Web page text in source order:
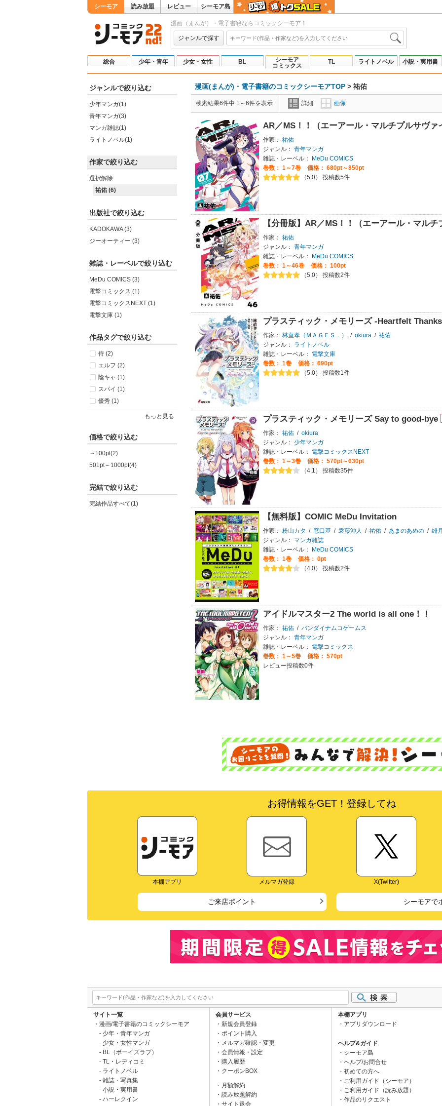
シーモア 読み放題 レビュー シーモア島
漫画（まんが）・電子書籍ならコミックシーモア！
ジャンルで探す
総合 少年・青年 少女・女性 BL
シーモア
コミックス
TL ライトノベル 小説・実用書
ジャンルで絞り込む
少年マンガ(1)
青年マンガ(3)
マンガ雑誌(1)
ライトノベル(1)
作家で絞り込む
選択解除
祐佑 (6)
出版社で絞り込む
KADOKAWA (3)
ジーオーティー (3)
雑誌・レーベルで絞り込む
MeDu COMICS (3)
電撃コミックス (1)
電撃コミックスNEXT (1)
電撃文庫 (1)
作品タグで絞り込む
侍 (2)
エルフ (2)
陰キャ (1)
スパイ (1)
優秀 (1)
もっと見る
価格で絞り込む
～100pt(2)
501pt～1000pt(4)
完結で絞り込む
完結作品すべて(1)
漫画(まんが)・電子書籍のコミックシーモアTOP > 祐佑
検索結果6件中 1～6件を表示 詳細 画像
AR／MS！！（エーアール・マルチプルサヴ
作家： 祐佑
ジャンル： 青年マンガ
雑誌・レーベル：
MeDu COMICS
巻数： 1～7巻
価格： 680pt～850pt
（5.0） 投稿数5件
【分冊版】AR／MS！！（エーアール・マル
作家： 祐佑
ジャンル： 青年マンガ
雑誌・レーベル：
MeDu COMICS
巻数： 1～46巻
価格： 100pt
（5.0） 投稿数2件
プラスティック・メモリーズ -Heartfelt
作家： 林直孝（ＭＡＧＥＳ．） / okiura / 祐佑
ジャンル：
ライトノベル
雑誌・レーベル：
電撃文庫
巻数： 1巻
価格： 690pt
（5.0） 投稿数1件
プラスティック・メモリーズ Say to good-bye
作家： 祐佑 / okiura
ジャンル：
少年マンガ
雑誌・レーベル：
電撃コミックスNEXT
巻数： 1～3巻
価格： 570pt～630pt
（4.1） 投稿数35件
【無料版】COMIC MeDu Invitation
作家： 粉山カタ / 窓口基 / 袁藤沖人 / 祐佑 / あまのあめの / 緋
ジャンル：
マンガ雑誌
雑誌・レーベル：
MeDu COMICS
巻数： 1巻
価格： 0pt
（4.0） 投稿数2件
アイドルマスター2 The world is all one！！
作家： 祐佑 / バンダイナムコゲームス
ジャンル： 青年マンガ
雑誌・レーベル：
電撃コミックス
巻数： 1～5巻
価格： 570pt
レビュー投稿数0件
お得情報をGET！登録してね
本棚アプリ メルマガ登録 X(Twitter)
ご来店ポイント シーモアで
サイト一覧
漫画/電子書籍のコミックシーモア
少年・青年マンガ
少女・女性マンガ
BL（ボーイズラブ）
TL・レディコミ
ライトノベル
雑誌・写真集
小説・実用書
ハーレクイン
会員サービス
新規会員登録
ポイント購入
メルマガ確認・変更
会員情報・設定
購入履歴
クーポンBOX
月額解約
読み放題解約
サイト退会
本棚アプリ
アプリダウンロード
ヘルプ&ガイド
シーモア島
ヘルプ/お問合せ
初めての方へ
ご利用ガイド（シーモア）
ご利用ガイド（読み放題）
作品のリクエスト